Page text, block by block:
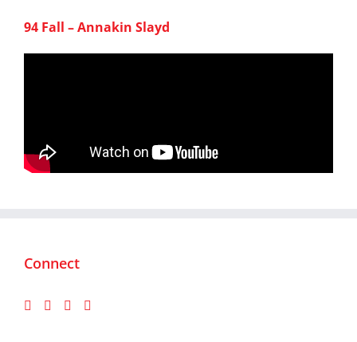
94 Fall – Annakin Slayd
Connect